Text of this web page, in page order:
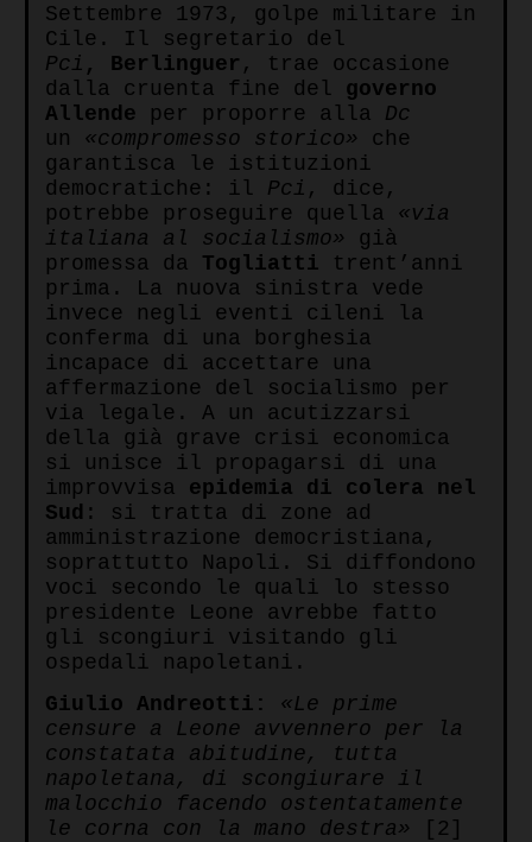
Settembre 1973, golpe militare in
Cile. Il segretario del
Pci , Berlinguer , trae occasione
dalla cruenta fine del governo
Allende per proporre alla Dc
un «compromesso storico» che
garantisca le istituzioni
democratiche: il Pci , dice,
potrebbe proseguire quella «via
italiana al socialismo» già
promessa da Togliatti trent’anni
prima. La nuova sinistra vede
invece negli eventi cileni la
conferma di una borghesia
incapace di accettare una
affermazione del socialismo per
via legale. A un acutizzarsi
della già grave crisi economica
si unisce il propagarsi di una
improvvisa epidemia di colera nel
Sud : si tratta di zone ad
amministrazione democristiana,
soprattutto Napoli. Si diffondono
voci secondo le quali lo stesso
presidente Leone avrebbe fatto
gli scongiuri visitando gli
ospedali napoletani.
Giulio Andreotti:
«Le prime
censure a Leone avvennero per la
constatata abitudine, tutta
napoletana, di scongiurare il
malocchio facendo ostentatamente
le corna con la mano destra» [2]